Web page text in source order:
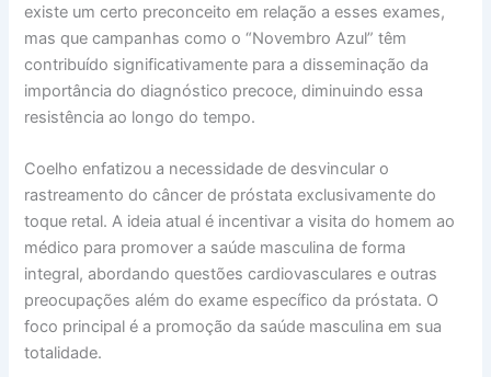
existe um certo preconceito em relação a esses exames,
mas que campanhas como o “Novembro Azul” têm
contribuído significativamente para a disseminação da
importância do diagnóstico precoce, diminuindo essa
resistência ao longo do tempo.
Coelho enfatizou a necessidade de desvincular o
rastreamento do câncer de próstata exclusivamente do
toque retal. A ideia atual é incentivar a visita do homem ao
médico para promover a saúde masculina de forma
integral, abordando questões cardiovasculares e outras
preocupações além do exame específico da próstata. O
foco principal é a promoção da saúde masculina em sua
totalidade.